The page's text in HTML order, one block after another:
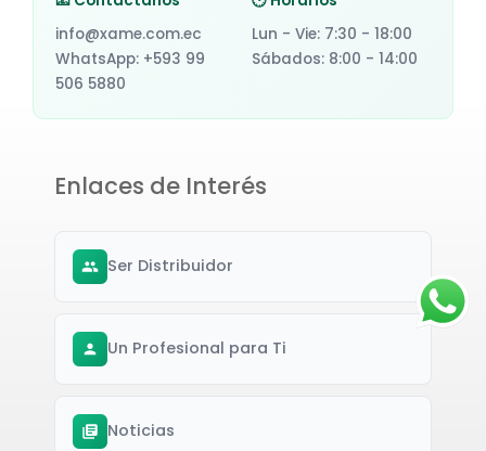
info@xame.com.ec
WhatsApp: +593 99
506 5880
Lun - Vie: 7:30 - 18:00
Sábados: 8:00 - 14:00
Enlaces de Interés
Ser Distribuidor
Un Profesional para Ti
Noticias